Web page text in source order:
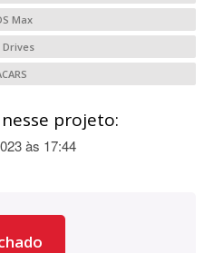
Max
Drives
projeto:
às 17:44